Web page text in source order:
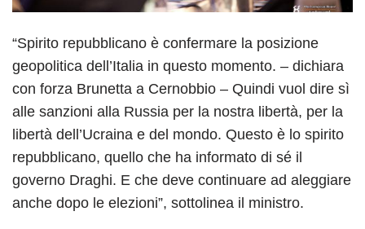
“Spirito repubblicano è confermare la posizione
geopolitica dell’Italia in questo momento. – dichiara
con forza Brunetta a Cernobbio – Quindi vuol dire sì
alle sanzioni alla Russia per la nostra libertà, per la
libertà dell’Ucraina e del mondo. Questo è lo spirito
repubblicano, quello che ha informato di sé il
governo Draghi. E che deve continuare ad aleggiare
anche dopo le elezioni”, sottolinea il ministro.